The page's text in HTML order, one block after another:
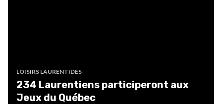
LOISIRS LAURENTIDES
234 Laurentiens participeront aux
Jeux du Québec